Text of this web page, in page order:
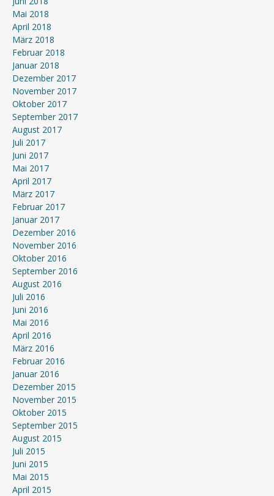
Mai 2018
April 2018
März 2018
Februar 2018
Januar 2018
Dezember 2017
November 2017
Oktober 2017
September 2017
August 2017
Juli 2017
Juni 2017
Mai 2017
April 2017
März 2017
Februar 2017
Januar 2017
Dezember 2016
November 2016
Oktober 2016
September 2016
August 2016
Juli 2016
Juni 2016
Mai 2016
April 2016
März 2016
Februar 2016
Januar 2016
Dezember 2015
November 2015
Oktober 2015
September 2015
August 2015
Juli 2015
Juni 2015
Mai 2015
April 2015